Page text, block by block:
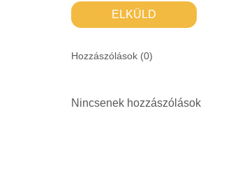
ELKÜLD
Hozzászólások (0)
Nincsenek hozzászólások